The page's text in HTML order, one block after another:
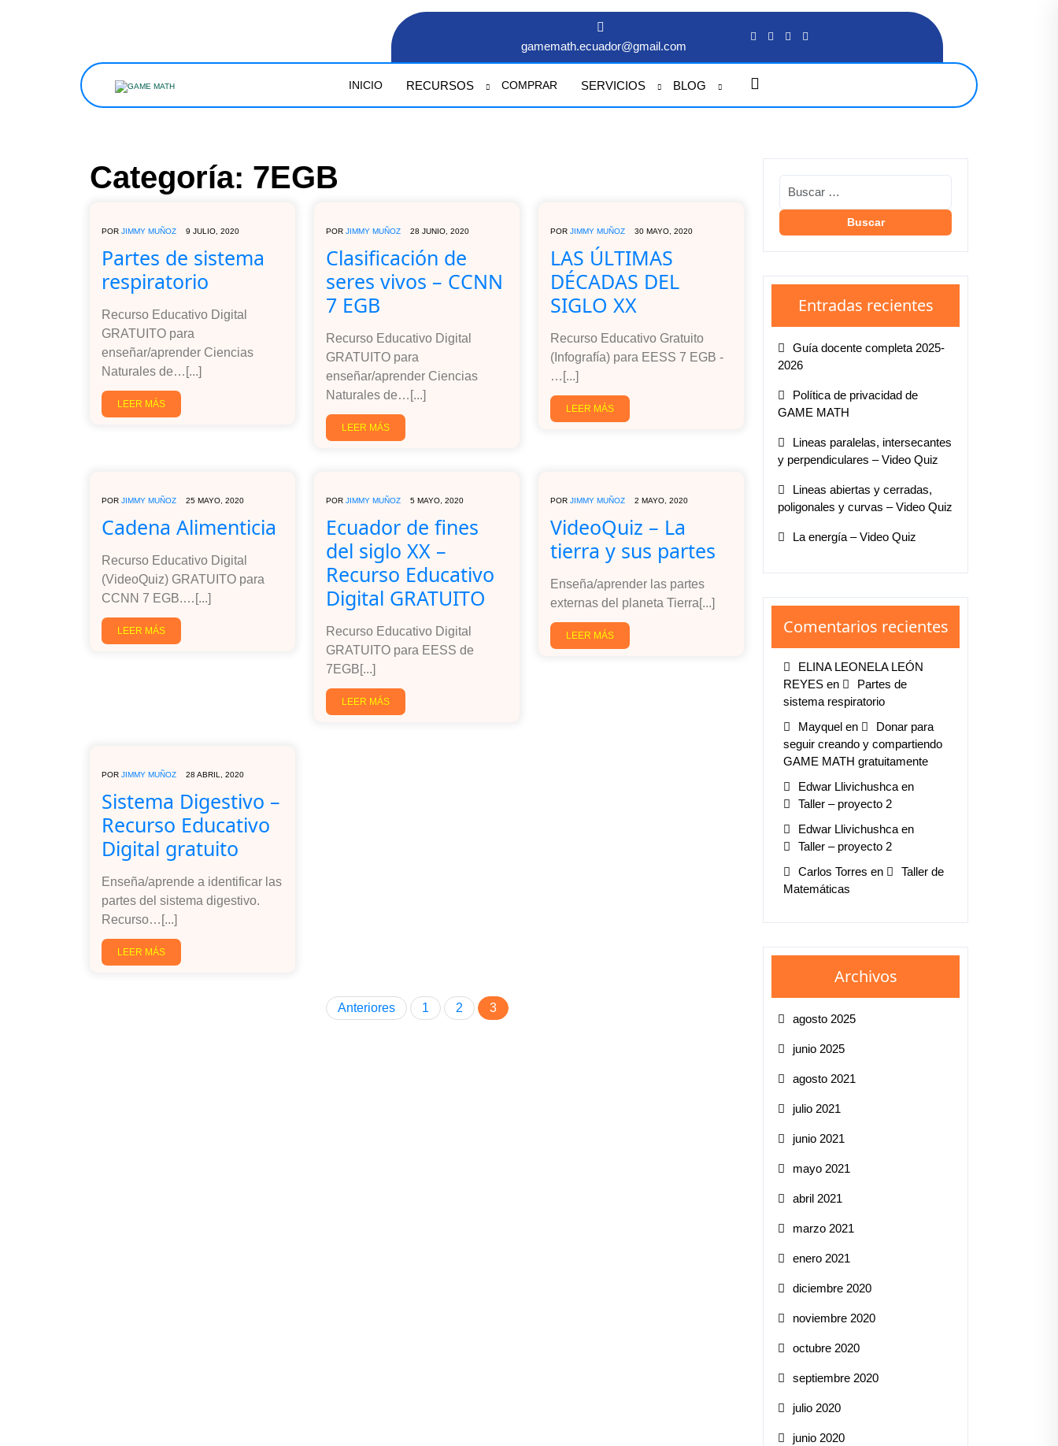
gamemath.ecuador@gmail.com
INICIO RECURSOS COMPRAR SERVICIOS BLOG
Categoría: 7EGB
POR JIMMY MUÑOZ 9 JULIO, 2020
Partes de sistema
respiratorio
Recurso Educativo Digital
GRATUITO para
enseñar/aprender Ciencias
Naturales de…[...]
LEER MÁS
POR JIMMY MUÑOZ 28 JUNIO, 2020
Clasificación de
seres vivos – CCNN
7 EGB
Recurso Educativo Digital
GRATUITO para
enseñar/aprender Ciencias
Naturales de…[...]
LEER MÁS
POR JIMMY MUÑOZ 30 MAYO, 2020
LAS ÚLTIMAS
DÉCADAS DEL
SIGLO XX
Recurso Educativo Gratuito
(Infografía) para EESS 7 EGB -
…[...]
LEER MÁS
POR JIMMY MUÑOZ 25 MAYO, 2020
Cadena Alimenticia
Recurso Educativo Digital
(VideoQuiz) GRATUITO para
CCNN 7 EGB.…[...]
LEER MÁS
POR JIMMY MUÑOZ 5 MAYO, 2020
Ecuador de fines
del siglo XX –
Recurso Educativo
Digital GRATUITO
Recurso Educativo Digital
GRATUITO para EESS de
7EGB[...]
LEER MÁS
POR JIMMY MUÑOZ 2 MAYO, 2020
VideoQuiz – La
tierra y sus partes
Enseña/aprender las partes
externas del planeta Tierra[...]
LEER MÁS
POR JIMMY MUÑOZ 28 ABRIL, 2020
Sistema Digestivo –
Recurso Educativo
Digital gratuito
Enseña/aprende a identificar las
partes del sistema digestivo.
Recurso…[...]
LEER MÁS
Anteriores 1 2 3
Entradas recientes
Guía docente completa 2025-
2026
Política de privacidad de
GAME MATH
Lineas paralelas, intersecantes
y perpendiculares – Video Quiz
Lineas abiertas y cerradas,
poligonales y curvas – Video Quiz
La energía – Video Quiz
Comentarios recientes
ELINA LEONELA LEÓN
REYES en
Partes de
sistema respiratorio
Mayquel en
Donar para
seguir creando y compartiendo
GAME MATH gratuitamente
Edwar Llivichushca en
Taller – proyecto 2
Edwar Llivichushca en
Taller – proyecto 2
Carlos Torres en
Taller de
Matemáticas
Archivos
agosto 2025
junio 2025
agosto 2021
julio 2021
junio 2021
mayo 2021
abril 2021
marzo 2021
enero 2021
diciembre 2020
noviembre 2020
octubre 2020
septiembre 2020
julio 2020
junio 2020